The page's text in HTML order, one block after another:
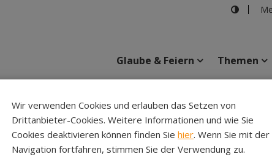
Glaube & Feiern Themen
Wir verwenden Cookies und erlauben das Setzen von
Drittanbieter-Cookies. Weitere Informationen und wie Sie
Cookies deaktivieren können finden Sie hier. Wenn Sie mit der
Navigation fortfahren, stimmen Sie der Verwendung zu.